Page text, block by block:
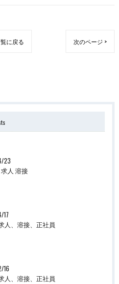
に戻る 次のページ >
23
人 溶接
17
人、溶接、正社員
16
人、溶接、正社員